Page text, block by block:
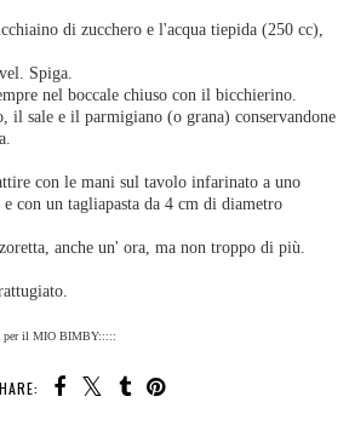
di zucchero e l'acqua tiepida (250 cc),
Spiga.
nel boccale chiuso con il bicchierino.
il sale e il parmigiano (o grana) conservandone
con le mani sul tavolo infarinato a uno
con un tagliapasta da 4 cm di diametro
anche un' ora, ma non troppo di più.
per il MIO BIMBY:::::